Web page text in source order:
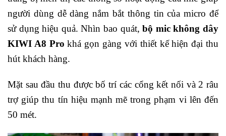
người dùng dễ dàng nắm bắt thông tin của micro để
sử dụng hiệu quả. Nhìn bao quát,bộ mic không dây
KIWI A8 Pro khá gọn gàng với thiết kế hiện đại thu
hút khách hàng.
Mặt sau đầu thu được bố trí các cổng kết nối và 2 râu
trợ giúp thu tín hiệu mạnh mẽ trong phạm vi lên đến
50 mét.